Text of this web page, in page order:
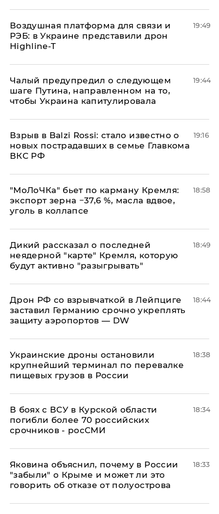
Воздушная платформа для связи и
РЭБ: в Украине представили дрон
Highline-T
19:49
Чалый предупредил о следующем
шаге Путина, направленном на то,
чтобы Украина капитулировала
19:44
Взрыв в Balzi Rossi: стало известно о
новых пострадавших в семье Главкома
ВКС РФ
19:16
​"МоЛоЧКа" бьет по карману Кремля:
экспорт зерна −37,6 %, масла вдвое,
уголь в коллапсе
18:58
Дикий рассказал о последней
неядерной "карте" Кремля, которую
будут активно "разыгрывать"
18:49
​Дрон РФ со взрывчаткой в Лейпциге
заставил Германию срочно укреплять
защиту аэропортов — DW
18:44
Украинские дроны остановили
крупнейший терминал по перевалке
пищевых грузов в России
18:38
В боях с ВСУ в Курской области
погибли более 70 российских
срочников - росСМИ
18:34
Яковина объяснил, почему в России
"забыли" о Крыме и может ли это
говорить об отказе от полуострова
18:33